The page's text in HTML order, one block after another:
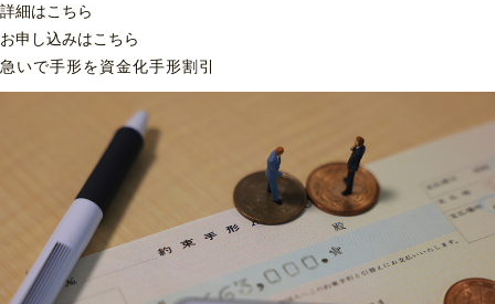
詳細はこちら
お申し込みはこちら
急いで手形を資金化手形割引